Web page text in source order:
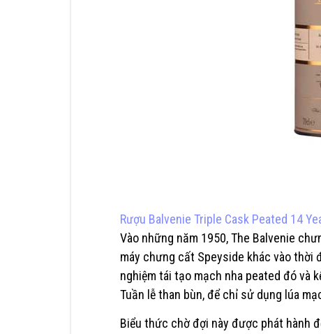
Rượu Balvenie Triple Cask Peated 14
Vào những năm 1950, The Balvenie
máy chưng cất Speyside khác vào thời
nghiệm tái tạo mạch nha peated đó và
Tuần lễ than bùn, để chỉ sử dụng lúa
Biểu thức chờ đợi này được phát hành